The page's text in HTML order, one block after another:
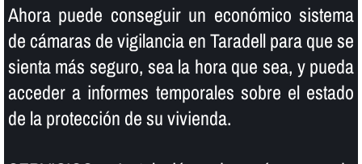
Ahora puede conseguir un económico sistema
de cámaras de vigilancia en Taradell para que se
sienta más seguro, sea la hora que sea, y pueda
acceder a informes temporales sobre el estado
de la protección de su vivienda.